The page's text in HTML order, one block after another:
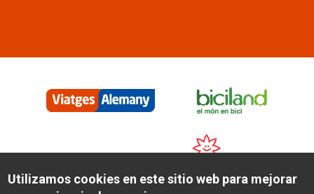
Menú
Utilizamos cookies en este sitio web para mejorar